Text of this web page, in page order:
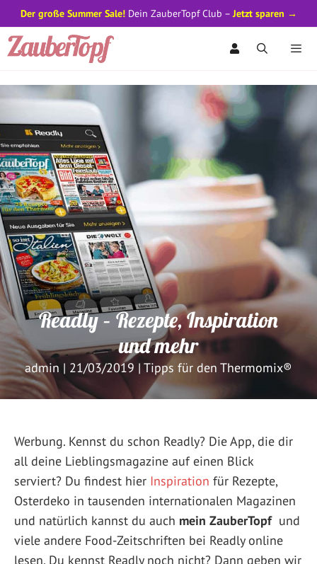
Zum
Inhalt
Readly – Rezepte, Inspiration
und mehr
admin | 21/03/2019 | Tipps für den Thermomix®
Werbung. Kennst du schon Readly? Die App, die dir
all deine Lieblingsmagazine auf einen Blick
serviert? Du findest hier Inspiration für Rezepte,
Osterdeko in tausenden internationalen Magazinen
und natürlich kannst du auch mein ZauberTopfund
viele andere Food-Zeitschriften bei Readly online
lesen. Du kennst Readly noch nicht? Dann geben wir
Der große Summer Sale!Dein ZauberTopf Club –Jetzt sparen →